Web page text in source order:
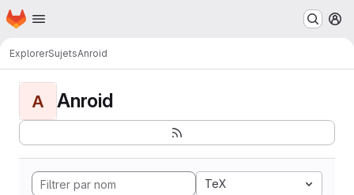
Passer au contenu principal
Page d'accueil
ExplorerSujetsAnroid
A Anroid
TeX